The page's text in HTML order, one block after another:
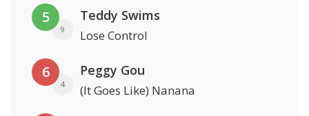
5
9
Teddy Swims
Lose Control
6
4
Peggy Gou
(It Goes Like) Nanana